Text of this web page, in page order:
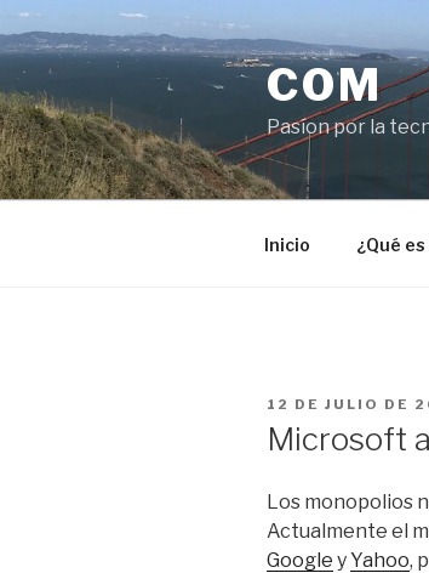
Saltar
al
contenido
COM
Pasíon por la
Inicio ¿Qué es
PUBLICADO
12 DE JULIO DE
Microsoft
Los monopolios
Actualmente el
Google yYahoo,